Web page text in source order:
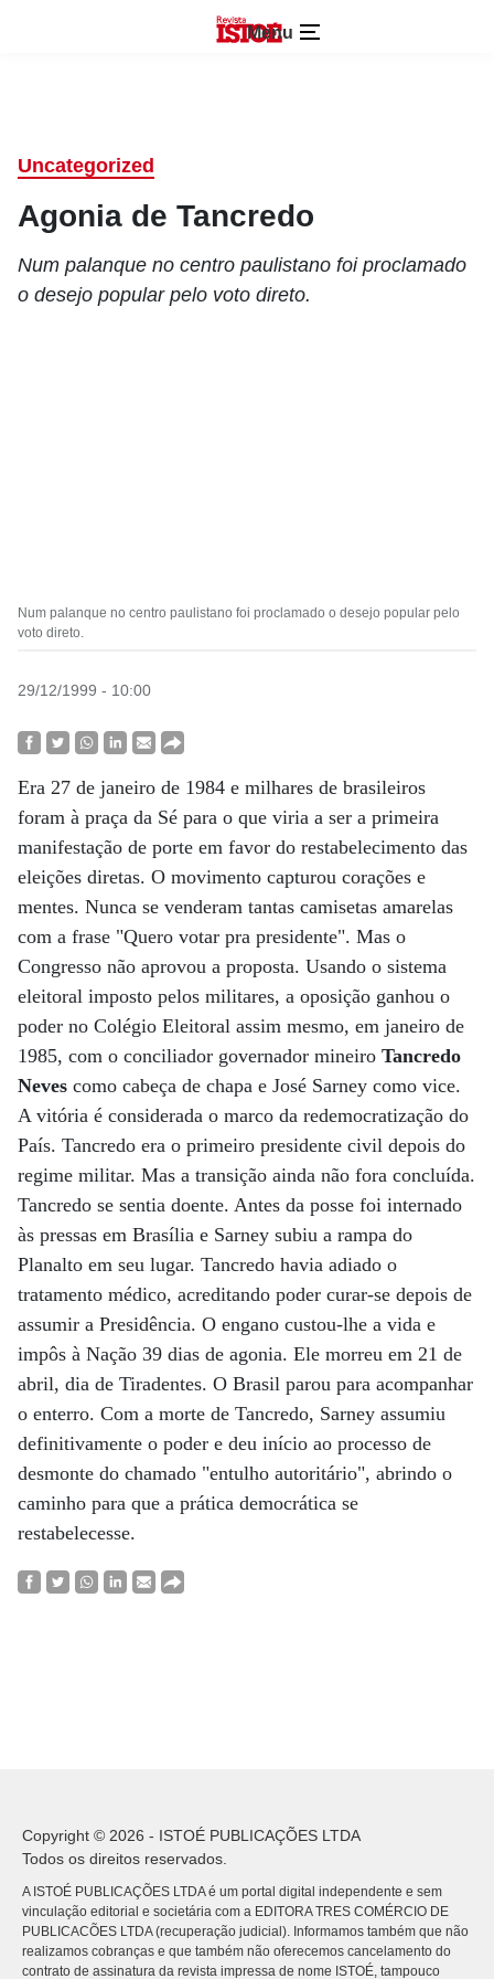
Menu
Uncategorized
Agonia de Tancredo
Num palanque no centro paulistano foi proclamado
o desejo popular pelo voto direto.
Num palanque no centro paulistano foi proclamado o desejo popular pelo
voto direto.
29/12/1999 - 10:00
Era 27 de janeiro de 1984 e milhares de brasileiros
foram à praça da Sé para o que viria a ser a primeira
manifestação de porte em favor do restabelecimento das
eleições diretas. O movimento capturou corações e
mentes. Nunca se venderam tantas camisetas amarelas
com a frase "Quero votar pra presidente". Mas o
Congresso não aprovou a proposta. Usando o sistema
eleitoral imposto pelos militares, a oposição ganhou o
poder no Colégio Eleitoral assim mesmo, em janeiro de
1985, com o conciliador governador mineiro Tancredo
Neves como cabeça de chapa e José Sarney como vice.
A vitória é considerada o marco da redemocratização do
País. Tancredo era o primeiro presidente civil depois do
regime militar. Mas a transição ainda não fora concluída.
Tancredo se sentia doente. Antes da posse foi internado
às pressas em Brasília e Sarney subiu a rampa do
Planalto em seu lugar. Tancredo havia adiado o
tratamento médico, acreditando poder curar-se depois de
assumir a Presidência. O engano custou-lhe a vida e
impôs à Nação 39 dias de agonia. Ele morreu em 21 de
abril, dia de Tiradentes. O Brasil parou para acompanhar
o enterro. Com a morte de Tancredo, Sarney assumiu
definitivamente o poder e deu início ao processo de
desmonte do chamado "entulho autoritário", abrindo o
caminho para que a prática democrática se
restabelecesse.
Copyright © 2026 - ISTOÉ PUBLICAÇÕES LTDA
Todos os direitos reservados.
A ISTOÉ PUBLICAÇÕES LTDA é um portal digital independente e sem
vinculação editorial e societária com a EDITORA TRES COMÉRCIO DE
PUBLICACÕES LTDA (recuperação judicial). Informamos também que não
realizamos cobranças e que também não oferecemos cancelamento do
contrato de assinatura da revista impressa de nome ISTOÉ, tampouco